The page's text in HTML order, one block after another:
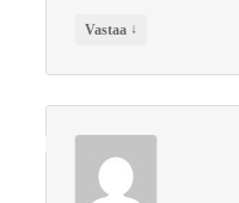
Vastaa ↓